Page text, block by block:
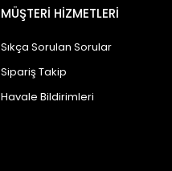
MÜŞTERİ HİZMETLERİ
Sıkça Sorulan Sorular
Sipariş Takip
Havale Bildirimleri